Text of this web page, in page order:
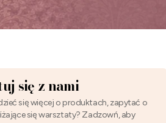
się z nami
się więcej o produktach, zapytać o
się warsztaty? Zadzowń, aby